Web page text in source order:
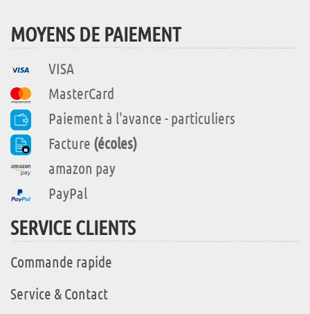
MOYENS DE PAIEMENT
VISA
MasterCard
Paiement à l'avance - particuliers
Facture (écoles)
amazon pay
PayPal
SERVICE CLIENTS
Commande rapide
Service & Contact